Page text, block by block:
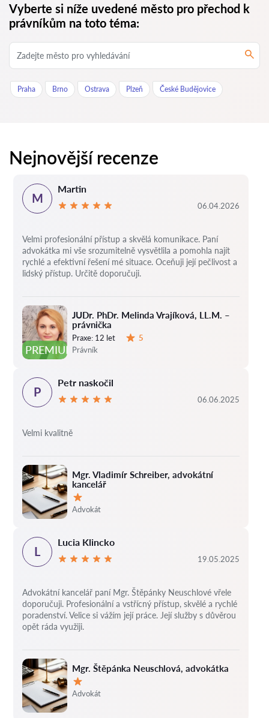
Vyberte si níže uvedené město pro přechod k
právníkům na toto téma:
Praha Brno Ostrava Plzeň České Budějovice
Nejnovější recenze
PREMIUM
JUDr. PhDr. Melinda Vrajíková, LL.M. –
právnička
Praxe: 12 let
5
Právník
M
Martin
06.04.2026
Velmi profesionální přístup a skvělá komunikace. Paní
advokátka mi vše srozumitelně vysvětlila a pomohla najít
rychlé a efektivní řešení mé situace. Oceňuji její pečlivost a
lidský přístup. Určitě doporučuji.
Mgr. Vladimír Schreiber, advokátní
kancelář
Hodnocení:
Advokát
P
Petr naskočil
06.06.2025
Velmi kvalitně
Mgr. Štěpánka Neuschlová, advokátka
Hodnocení:
Advokát
L
Lucia Klincko
19.05.2025
Advokátní kancelář paní Mgr. Štěpánky Neuschlové vřele
doporučuji. Profesionální a vstřícný přístup, skvělé a rychlé
poradenství. Velice si vážím její práce. Její služby s důvěrou
opět ráda využiji.